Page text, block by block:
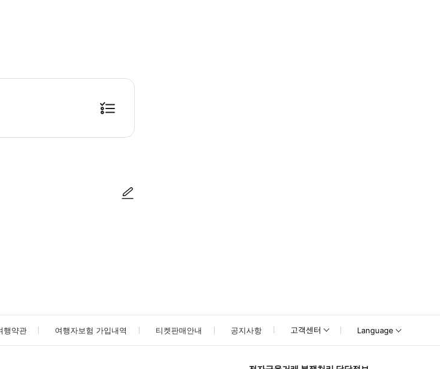
용 가능 여부 및 운영 시간은 변경될 수 있습니다. * 티켓은 방문하기 위해 선택한 날짜로부터 14일 후에 만료됩니다. *
행약관 여행자보험 가입내역 티켓판매안내 공지사항 고객센터 Language